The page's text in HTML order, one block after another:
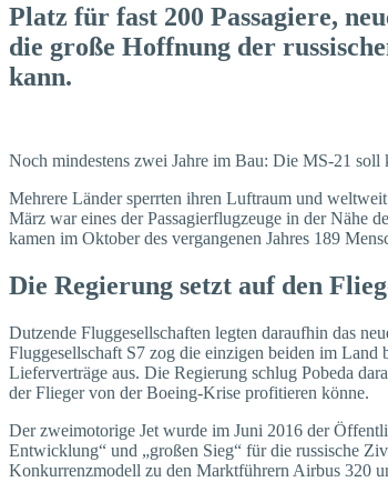
Platz für fast 200 Passagiere,
die große Hoffnung der
kann.
Noch mindestens zwei Jahre im Bau: Die MS-21
Mehrere Länder sperrten ihren Luftraum und
März war eines der Passagierflugzeuge in der Nähe
kamen im Oktober des vergangenen Jahres 189
Die Regierung setzt auf den
Dutzende Fluggesellschaften legten daraufhin das
Fluggesellschaft S7 zog die einzigen beiden im
Lieferverträge aus. Die Regierung schlug Pobeda
der Flieger von der Boeing-Krise profitieren könne.
Der zweimotorige Jet wurde im Juni 2016 der
Entwicklung“ und „großen Sieg“ für die russische
Konkurrenzmodell zu den Marktführern Airbus 320